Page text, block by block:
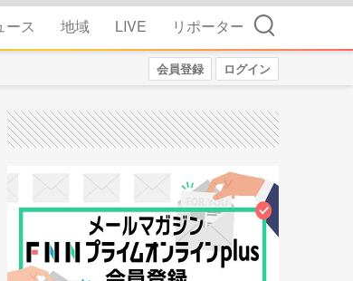
ース 地域 LIVE リポーター 検索
会員登録 ログイン